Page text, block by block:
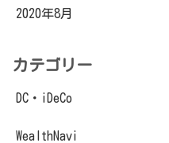
2020年8月
カテゴリー
DC・iDeCo
WealthNavi